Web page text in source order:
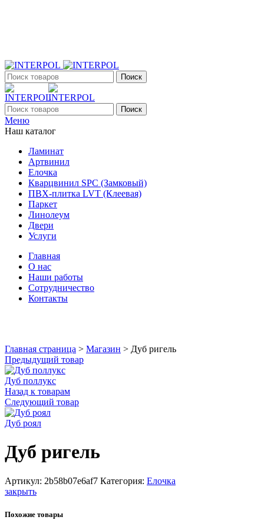
Поиск
Поиск
Меню
Наш каталог
Ламинат
Артвинил
Елочка
Кварцвинил SPC (Замковый)
ПВХ-плитка LVT (Клеевая)
Паркет
Линолеум
Двери
Услуги
Главная
О нас
Наши работы
Сотрудничество
Контакты
Главная страница > Магазин > Дуб ригель
Предыдущий товар
Дуб поллукс
Назад к товарам
Следующий товар
Дуб роял
Дуб ригель
Артикул: 2b58b07e6af7 Категория: Елочка
закрыть
Похожие товары